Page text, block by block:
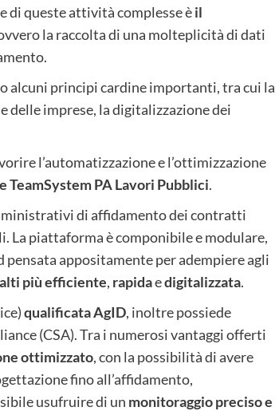
di queste attività complesse èil
la raccolta di una molteplicità di dati
alcuni principi cardine importanti, tra cui la
delle imprese, la digitalizzazione dei
l’automatizzazione e l’ottimizzazione
TeamSystem PA Lavori Pubblici.
di affidamento dei contratti
La piattaforma è componibile e modulare,
appositamente per adempiere agli
più efficiente, rapidaedigitalizzata.
qualificata AgID, inoltre possiede
(CSA). Tra i numerosi vantaggi offerti
ottimizzato, con la possibilità di avere
fino all’affidamento,
usufruire di un monitoraggio preciso e